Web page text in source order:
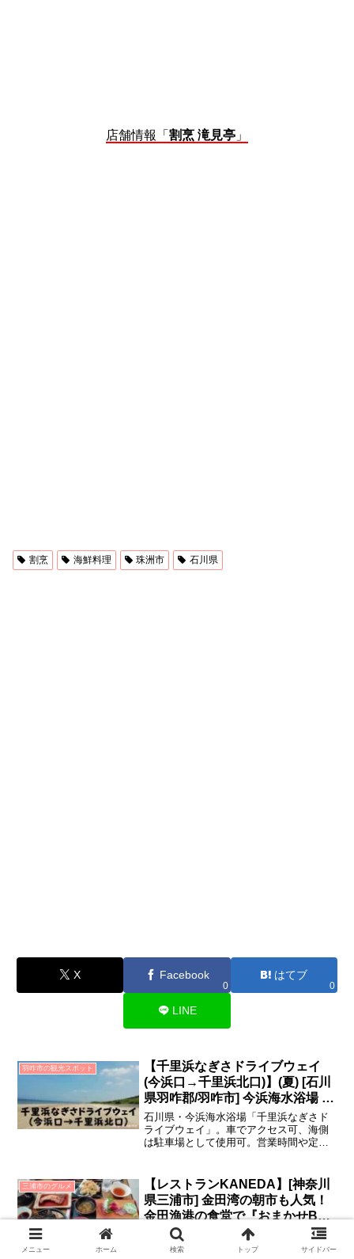
店舗情報「 割烹 滝見亭 」
割烹 海鮮料理 珠洲市 石川県
X Facebook
0
はてブ
0
LINE
羽咋市の観光スポット
【千里浜なぎさドライブウェイ
(今浜口→千里浜北口)】(夏) [石川
県羽咋郡/羽咋市] 今浜海水浴場 |
雨の日OK(通行止め有)！ライブカ
メラも(^^)
石川県・今浜海水浴場「千里浜なぎさド
ライブウェイ」。車でアクセス可、海側
は駐車場として使用可。営業時間や定休
有。海の家や貝焼き屋さんも。海水浴シ
ーズンの夏のみ、海岸にはロープが張ら
れる。今浜口→千里浜北口までつなが
る。「道の駅 のと千里浜」のタイヤシャ
ワー(洗車)。
三浦市のグルメ
【レストランKANEDA】[神奈川
県三浦市] 金田湾の朝市も人気！
金田漁港の食堂で『おまかせB定
食』(わかめしゃぶしゃぶ)
神奈川県三浦市「レストラン
KANEDA」。車・電車・バスでアクセス
メニュー ホーム 検索 トップ サイドバー